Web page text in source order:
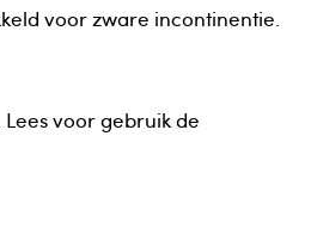
voor zware incontinentie.
voor gebruik de